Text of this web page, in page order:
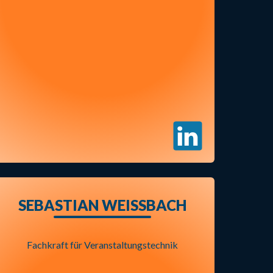
SEBASTIAN WEISSBACH
Fachkraft für Veranstaltungstechnik